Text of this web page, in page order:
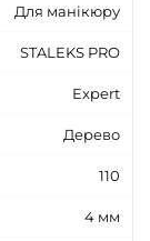
Для манікюру
STALEKS PRO
Expert
Дерево
110
4 мм